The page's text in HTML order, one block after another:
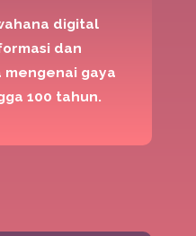
digital
dan
gaya
100 tahun.